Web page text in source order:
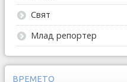
Свят
Млад репортер
ВРЕМЕТО